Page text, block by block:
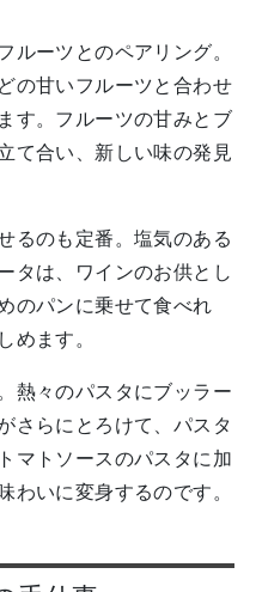
ーツとのペアリング。
の甘いフルーツと合わせ
す。フルーツの甘みとブ
て合い、新しい味の発見
るのも定番。塩気のある
タは、ワインのお供とし
のパンに乗せて食べれ
めます。
熱々のパスタにブッラー
さらにとろけて、パスタ
マトソースのパスタに加
わいに変身するのです。